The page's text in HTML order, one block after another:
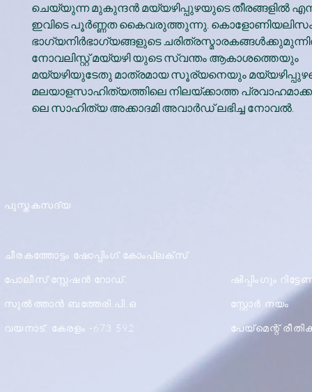
ചെയ്യുന്ന മുകുന്ദന്‍ മയ്യഴിപ്പുഴയുടെ തീരങ്ങളില്‍
ഇവിടെ പൂര്‍ണ്ണത കൈവരുത്തുന്നു. കൊളോണിയലിസം
ഭാഗ്യനിര്‍ഭാഗ്യങ്ങളുടെ
നോവലിസ്റ്റ് മയ്യഴി യുടെ സ്വന്തം ആകാശത്തെയും
മയ്യഴിയുടേതു മാത്രമായ സൂര്യനെയും
മലയാളസാഹിത്യത്തിലെ നിലയ്ക്കാത്ത
ലെ സാഹിത്യ അക്കാദമി അവാര്‍ഡ് ലഭിച്ച നോവല്‍.
പുസ്തകസദ്യ
ചീരകത്തോട്ടം ഷോപ്പിംഗ് കോംപ്ലക്സ്
പോലീസ് സ്റ്റേഷൻ റോഡ്,
സുൽത്താൻ ബത്തേരി.പി.ഒ
വയനാട്, കേരളം -673 592
ഷിപ്പിംഗും
സ്റ്റോർ നയം
പേയ്മെന്റ്